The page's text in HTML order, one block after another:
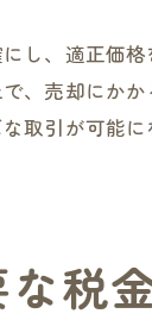
な不動産売却
し、適正価
、売却にか
取引が可能
税